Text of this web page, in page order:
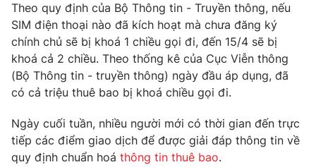
Thế giới đó đây
Câu chuyện quốc tế
Tài chính
Thị trường
Góc doanh nghiệp
Dữ liệu và đời sống
Truyền hình
Phim VTV
Hậu trường
Nhân vật
Giải trí
Điện ảnh
Đời sống
Theo quy định của Bộ Thông tin - Truyền thông, nếu
SIM điện thoại nào đã kích hoạt mà chưa đăng ký
chính chủ sẽ bị khoá 1 chiều gọi đi, đến 15/4 sẽ bị
khoá cả 2 chiều. Theo thống kê của Cục Viễn thông
(Bộ Thông tin - truyền thông) ngày đầu áp dụng, đã
có cả triệu thuê bao bị khoá chiều gọi đi.
Ngày cuối tuần, nhiều người mới có thời gian đến trực
tiếp các điểm giao dịch để được giải đáp thông tin về
quy định chuẩn hoá thông tin thuê bao.